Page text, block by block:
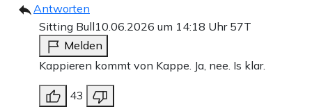
Antworten
Sitting Bull10.06.2026 um 14:18 Uhr 57T
Melden
Kappieren kommt von Kappe. Ja, nee. Is klar.
43